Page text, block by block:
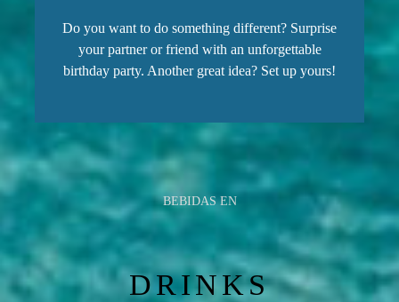
Do you want to do something different? Surprise
your partner or friend with an unforgettable
birthday party. Another great idea? Set up yours!
BEBIDAS EN
DRINKS